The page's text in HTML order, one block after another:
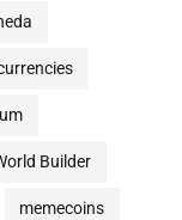
Builder
memecoins